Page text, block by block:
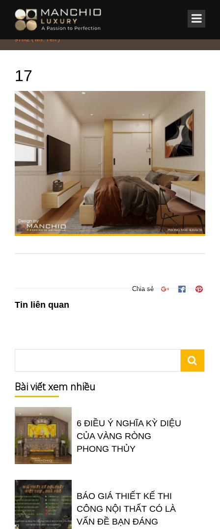
Home/CHUNG CƯ - PENTHOUSE - DUPLEX
Căn hộ Terra An Hưng
97m2 ( Ms. Yến )
17
Chia sẻ
Tin liên quan
Bài viết xem nhiều
6 ĐIỀU Ý NGHĨA KỲ DIỆU
CỦA VÀNG RÒNG
PHONG THỦY
BÁO GIÁ THIẾT KẾ THI
CÔNG NỘI THẤT CÓ LÀ
VẤN ĐỀ BẠN ĐÁNG